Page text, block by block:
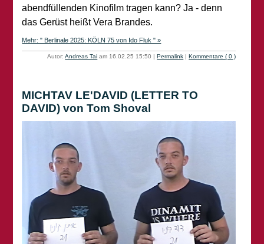
abendfüllenden Kinofilm tragen kann? Ja - denn
das Gerüst heißt Vera Brandes.
Mehr: " Berlinale 2025: KÖLN 75 von Ido Fluk " »
Autor:Andreas Tai am 16.02.25 15:50 |Permalink |Kommentare ( 0 )
MICHTAV LE'DAVID (LETTER TO
DAVID) von Tom Shoval